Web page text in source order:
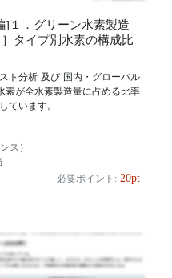
１．グリーン水素製造
タイプ別水素の構成比
ト分析 及び 国内・グローバル
素が全水素製造量に占める比率
ています。
ス）
必要ポイント: 20pt